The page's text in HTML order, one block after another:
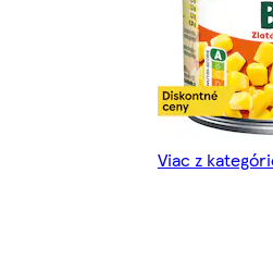
Viac z